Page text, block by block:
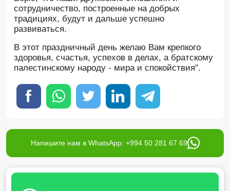
сотрудничество, построенные на добрых
традициях, будут и дальше успешно
развиваться.
В этот праздничный день желаю Вам крепкого
здоровья, счастья, успехов в делах, а братскому
палестинскому народу - мира и спокойствия".
Напишите нам в WhatsApp: +994 50 281 67 69